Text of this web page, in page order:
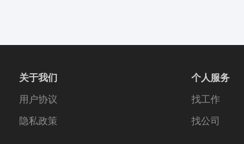
关于我们
用户协议
隐私政策
个人服务
找工作
找公司